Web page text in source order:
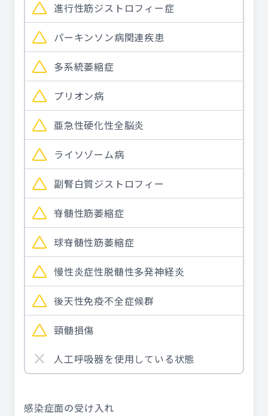
進行性筋ジストロフィー症
パーキンソン病関連疾患
多系統萎縮症
プリオン病
亜急性硬化性全脳炎
ライソゾーム病
副腎白質ジストロフィー
脊髄性筋萎縮症
球脊髄性筋萎縮症
慢性炎症性脱髄性多発神経炎
後天性免疫不全症候群
頸髄損傷
人工呼吸器を使用している状態
感染症面の受け入れ